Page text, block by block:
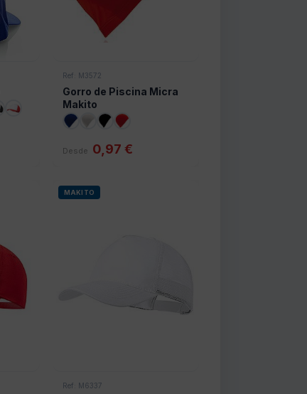
Ref: M3572
Gorro de Piscina Micra
Makito
Desde 0,97 €
MAKITO
Ref: M6337